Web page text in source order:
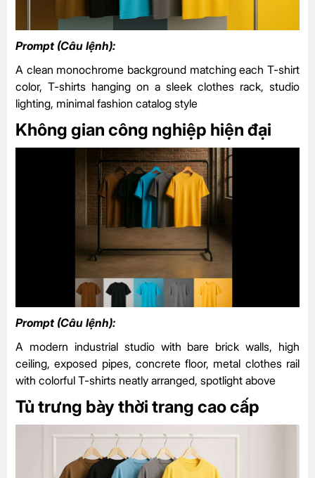
Prompt (Câu lệnh):
A clean monochrome background matching each T-shirt
color, T-shirts hanging on a sleek clothes rack, studio
lighting, minimal fashion catalog style
Không gian công nghiệp hiện đại
Prompt (Câu lệnh):
A modern industrial studio with bare brick walls, high
ceiling, exposed pipes, concrete floor, metal clothes rail
with colorful T-shirts neatly arranged, spotlight above
Tủ trưng bày thời trang cao cấp